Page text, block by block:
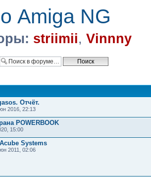
Amiga NG
striimii, Vinnny
Отчёт.
2016, 22:13
POWERBOOK
15:00
Systems
2011, 02:06